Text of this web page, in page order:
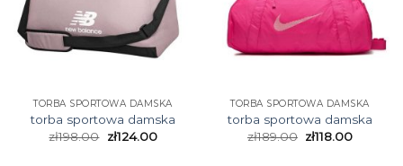
TORBA SPORTOWA DAMSKA
torba sportowa damska
zł198.00 zł124.00
TORBA SPORTOWA DAMSKA
torba sportowa damska
zł189.00 zł118.00